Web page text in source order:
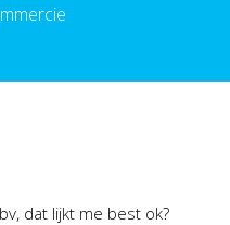
dat lijkt me best ok?